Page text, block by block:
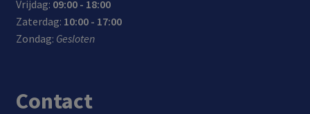
Vrijdag: 09:00 - 18:00
Zaterdag: 10:00 - 17:00
Zondag: Gesloten
Contact